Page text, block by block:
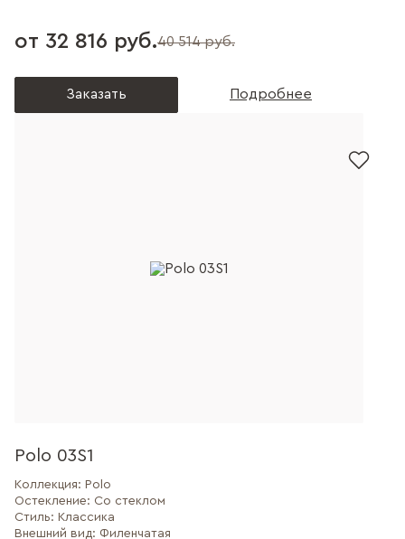
от 32 816 руб.40 514 руб.
Заказать Подробнее
Polo 03S1
Коллекция: Polo
Остекление: Со стеклом
Стиль: Классика
Внешний вид: Филенчатая